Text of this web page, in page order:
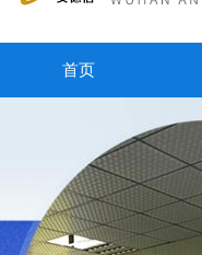
首页